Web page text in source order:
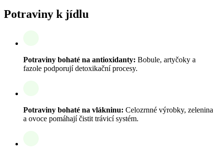
Potraviny k jídlu
Potraviny bohaté na antioxidanty: Bobule, artyčoky a
fazole podporují detoxikační procesy.
Potraviny bohaté na vlákninu: Celozrnné výrobky, zelenina
a ovoce pomáhají čistit trávicí systém.